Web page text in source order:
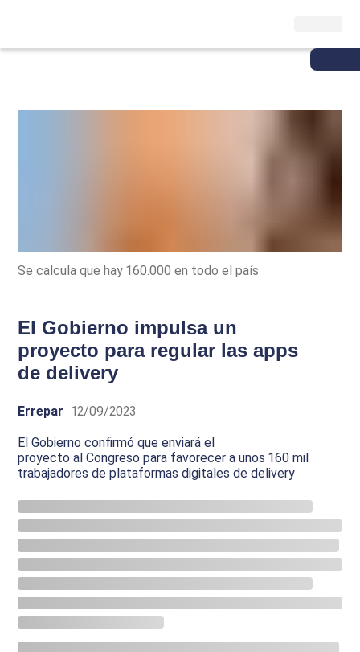
Se calcula que hay 160.000 en todo el país
El Gobierno impulsa un
proyecto para regular las apps
de delivery
Errepar 12/09/2023
El Gobierno confirmó que enviará el
proyecto al Congreso para favorecer a unos 160 mil
trabajadores de plataformas digitales de delivery